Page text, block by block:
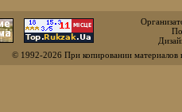
© 1992-2026 При копировании материалов